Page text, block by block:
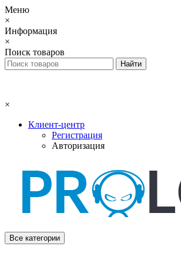
Меню
×
Информация
×
Поиск товаров
×
Клиент-центр
Регистрация
Авторизация
Все категории